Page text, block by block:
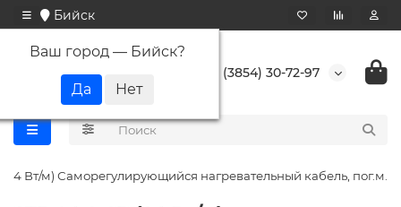
Бийск
Ваш город — Бийск?
+7 (3854) 30-72-97
(24 Вт/м) Саморегулирующийся нагревательный кабель, пог.м.